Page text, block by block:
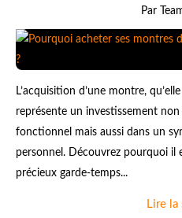
Par
L’acquisition d’une montre,
représente un investissement
fonctionnel mais aussi dans un
personnel. Découvrez pourquoi il
précieux garde-temps...
Lire la